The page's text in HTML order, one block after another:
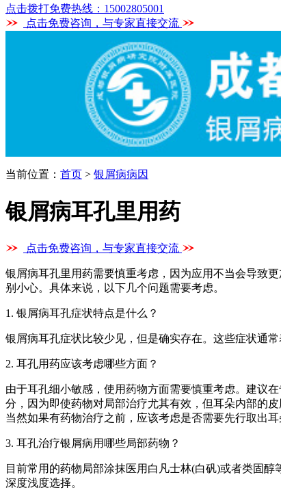
点击拨打免费热线：15002805001
点击免费咨询，与专家直接交流
当前位置： 首页 > 银屑病病因
银屑病耳孔里用药
点击免费咨询，与专家直接交流
银屑病耳孔里用药需要慎重考虑，因为应用不当会导致
别小心。具体来说，以下几个问题需要考虑。
1. 银屑病耳孔症状特点是什么？
银屑病耳孔症状比较少见，但是确实存在。这些症状通
2. 耳孔用药应该考虑哪些方面？
由于耳孔细小敏感，使用药物方面需要慎重考虑。建议
分，因为即使药物对局部治疗尤其有效，但耳朵内部的
当然如果有药物治疗之前，应该考虑是否需要先行取出
3. 耳孔治疗银屑病用哪些局部药物？
目前常用的药物局部涂抹医用白凡士林(白矾)或者类固
深度浅度选择。